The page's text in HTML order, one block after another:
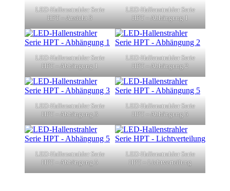
LED-Hallenstrahler Serie
HPT – Ansicht 3
LED-Hallenstrahler Serie
HPT – Abhängung 1
LED-Hallenstrahler Serie
HPT – Abhängung 1
LED-Hallenstrahler Serie
HPT – Abhängung 2
LED-Hallenstrahler Serie
HPT – Abhängung 3
LED-Hallenstrahler Serie
HPT – Abhängung 5
LED-Hallenstrahler Serie
HPT – Abhängung 5
LED-Hallenstrahler Serie
HPT – Lichtverteilung